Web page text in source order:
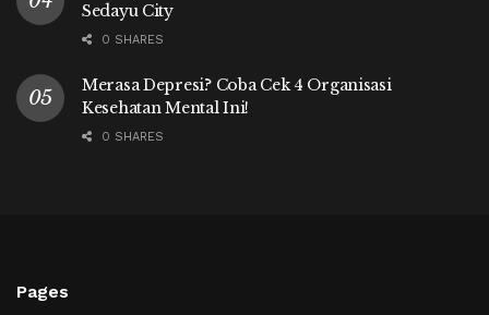
Sedayu City
0 SHARES
Merasa Depresi? Coba Cek 4 Organisasi
Kesehatan Mental Ini!
0 SHARES
Pages